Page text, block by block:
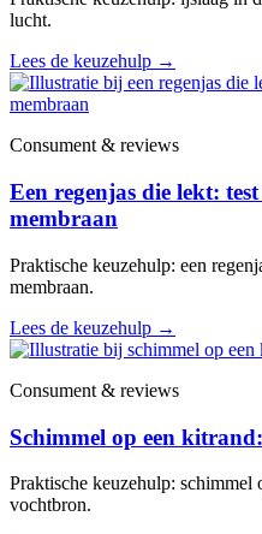
lucht.
Lees de keuzehulp →
Consument & reviews
Een regenjas die lekt:
membraan
Praktische keuzehulp: een
membraan.
Lees de keuzehulp →
Consument & reviews
Schimmel op een
Praktische keuzehulp: schimmel
vochtbron.